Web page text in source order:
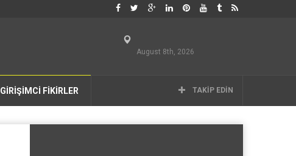
August 8th, 2026
GİRİŞİMCİ FİKİRLER TAKIP EDIN